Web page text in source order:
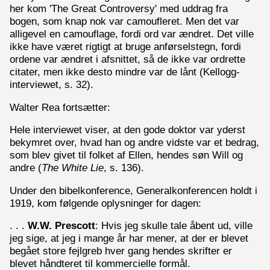
her kom 'The Great Controversy' med uddrag fra
bogen, som knap nok var camoufleret. Men det var
alligevel en camouflage, fordi ord var ændret. Det ville
ikke have været rigtigt at bruge anførselstegn, fordi
ordene var ændret i afsnittet, så de ikke var ordrette
citater, men ikke desto mindre var de lånt (Kellogg-
interviewet, s. 32).
Walter Rea fortsætter:
Hele interviewet viser, at den gode doktor var yderst
bekymret over, hvad han og andre vidste var et bedrag,
som blev givet til folket af Ellen, hendes søn Will og
andre (The White Lie, s. 136).
Under den bibelkonference, Generalkonferencen holdt i
1919, kom følgende oplysninger for dagen:
. . . W.W. Prescott: Hvis jeg skulle tale åbent ud, ville
jeg sige, at jeg i mange år har mener, at der er blevet
begået store fejlgreb hver gang hendes skrifter er
blevet håndteret til kommercielle formål.